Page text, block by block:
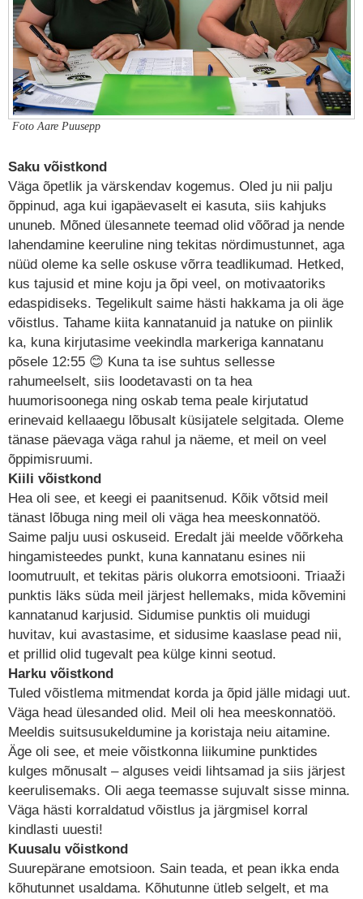
Foto Aare Puusepp
Saku võistkond
Väga õpetlik ja värskendav kogemus. Oled ju nii palju
õppinud, aga kui igapäevaselt ei kasuta, siis kahjuks
ununeb. Mõned ülesannete teemad olid võõrad ja nende
lahendamine keeruline ning tekitas nördimustunnet, aga
nüüd oleme ka selle oskuse võrra teadlikumad. Hetked,
kus tajusid et mine koju ja õpi veel, on motivaatoriks
edaspidiseks. Tegelikult saime hästi hakkama ja oli äge
võistlus. Tahame kiita kannatanuid ja natuke on piinlik
ka, kuna kirjutasime veekindla markeriga kannatanu
põsele 12:55 😊 Kuna ta ise suhtus sellesse
rahumeelselt, siis loodetavasti on ta hea
huumorisoonega ning oskab tema peale kirjutatud
erinevaid kellaaegu lõbusalt küsijatele selgitada. Oleme
tänase päevaga väga rahul ja näeme, et meil on veel
õppimisruumi.
Kiili võistkond
Hea oli see, et keegi ei paanitsenud. Kõik võtsid meil
tänast lõbuga ning meil oli väga hea meeskonnatöö.
Saime palju uusi oskuseid. Eredalt jäi meelde võõrkeha
hingamisteedes punkt, kuna kannatanu esines nii
loomutruult, et tekitas päris olukorra emotsiooni. Triaaži
punktis läks süda meil järjest hellemaks, mida kõvemini
kannatanud karjusid. Sidumise punktis oli muidugi
huvitav, kui avastasime, et sidusime kaaslase pead nii,
et prillid olid tugevalt pea külge kinni seotud.
Harku võistkond
Tuled võistlema mitmendat korda ja õpid jälle midagi uut.
Väga head ülesanded olid. Meil oli hea meeskonnatöö.
Meeldis suitsusukeldumine ja koristaja neiu aitamine.
Äge oli see, et meie võistkonna liikumine punktides
kulges mõnusalt – alguses veidi lihtsamad ja siis järjest
keerulisemaks. Oli aega teemasse sujuvalt sisse minna.
Väga hästi korraldatud võistlus ja järgmisel korral
kindlasti uuesti!
Kuusalu võistkond
Suurepärane emotsioon. Sain teada, et pean ikka enda
kõhutunnet usaldama. Kõhutunne ütleb selgelt, et ma